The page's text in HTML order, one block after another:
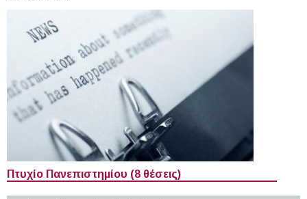
Πτυχίο Πανεπιστημίου (8 θέσεις)